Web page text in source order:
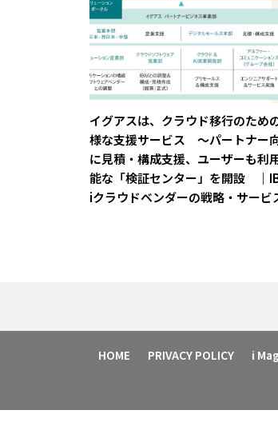
イグアスは、クラウド移行のため
様な支援サービス ～パートナー
に見積・構成支援、ユーザーも利
能な「検証センター」を開設 ｜
iクラウドベンダーの戦略・サービ
HOME PRIVACY POLICY i